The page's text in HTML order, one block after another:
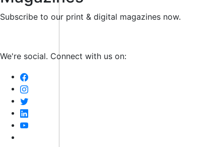
Subscribe to our print & digital magazines now.
We're social. Connect with us on: